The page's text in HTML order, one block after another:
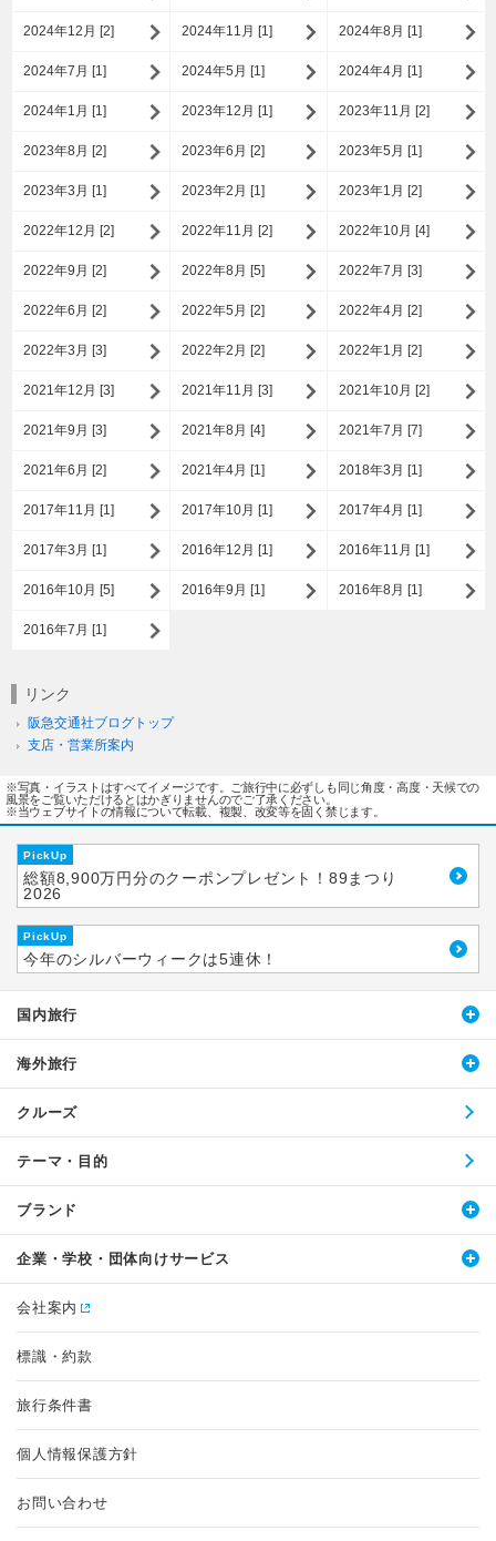
2024年12月 [2] 2024年11月 [1] 2024年8月 [1]
2024年7月 [1] 2024年5月 [1] 2024年4月 [1]
2024年1月 [1] 2023年12月 [1] 2023年11月 [2]
2023年8月 [2] 2023年6月 [2] 2023年5月 [1]
2023年3月 [1] 2023年2月 [1] 2023年1月 [2]
2022年12月 [2] 2022年11月 [2] 2022年10月 [4]
2022年9月 [2] 2022年8月 [5] 2022年7月 [3]
2022年6月 [2] 2022年5月 [2] 2022年4月 [2]
2022年3月 [3] 2022年2月 [2] 2022年1月 [2]
2021年12月 [3] 2021年11月 [3] 2021年10月 [2]
2021年9月 [3] 2021年8月 [4] 2021年7月 [7]
2021年6月 [2] 2021年4月 [1] 2018年3月 [1]
2017年11月 [1] 2017年10月 [1] 2017年4月 [1]
2017年3月 [1] 2016年12月 [1] 2016年11月 [1]
2016年10月 [5] 2016年9月 [1] 2016年8月 [1]
2016年7月 [1]
リンク
阪急交通社ブログトップ
支店・営業所案内
※写真・イラストはすべてイメージです。ご旅行中に必ずしも同じ角度・高度・天候での
風景をご覧いただけるとはかぎりませんのでご了承ください。
※当ウェブサイトの情報について転載、複製、改変等を固く禁じます。
PickUp
総額8,900万円分のクーポンプレゼント！89まつり
2026
PickUp
今年のシルバーウィークは5連休！
国内旅行
海外旅行
クルーズ
テーマ・目的
ブランド
企業・学校・団体向けサービス
会社案内
標識・約款
旅行条件書
個人情報保護方針
お問い合わせ